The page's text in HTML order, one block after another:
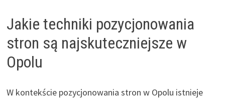
Jakie techniki pozycjonowania
stron są najskuteczniejsze w
Opolu
W kontekście pozycjonowania stron w Opolu istnieje